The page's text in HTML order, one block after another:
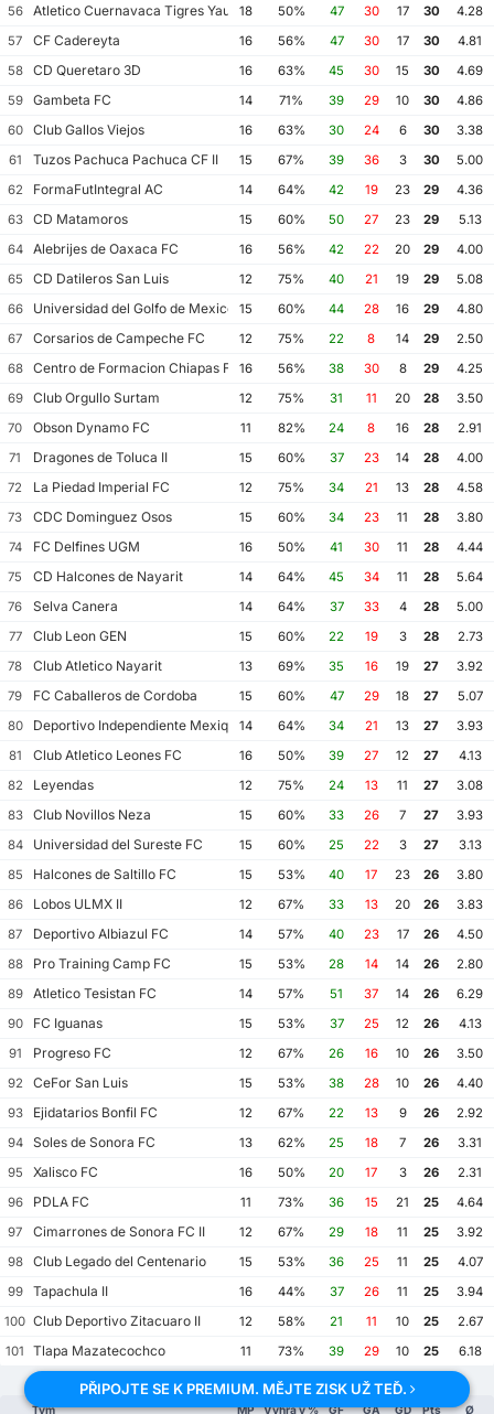
56
Atletico Cuernavaca Tigres Yautepec
18 50% 47 30 17 30
4.28
57
CF Cadereyta 16 56% 47 30 17 30
4.81
58
CD Queretaro 3D 16 63% 45 30 15 30
4.69
59
Gambeta FC 14 71% 39 29 10 30
4.86
60
Club Gallos Viejos 16 63% 30 24 6 30
3.38
61
Tuzos Pachuca Pachuca CF II 15 67% 39 36 3 30
5.00
62
FormaFutIntegral AC 14 64% 42 19 23 29
4.36
63
CD Matamoros 15 60% 50 27 23 29
5.13
64
Alebrijes de Oaxaca FC 16 56% 42 22 20 29
4.00
65
CD Datileros San Luis 12 75% 40 21 19 29
5.08
66
Universidad del Golfo de Mexico FC
15 60% 44 28 16 29
4.80
67
Corsarios de Campeche FC 12 75% 22 8 14 29
2.50
68
Centro de Formacion Chiapas Futbol
16 56% 38 30 8 29
4.25
69
Club Orgullo Surtam 12 75% 31 11 20 28
3.50
70
Obson Dynamo FC 11 82% 24 8 16 28
2.91
71
Dragones de Toluca II 15 60% 37 23 14 28
4.00
72
La Piedad Imperial FC 12 75% 34 21 13 28
4.58
73
CDC Dominguez Osos 15 60% 34 23 11 28
3.80
74
FC Delfines UGM 16 50% 41 30 11 28
4.44
75
CD Halcones de Nayarit 14 64% 45 34 11 28
5.64
76
Selva Canera 14 64% 37 33 4 28
5.00
77
Club Leon GEN 15 60% 22 19 3 28
2.73
78
Club Atletico Nayarit 13 69% 35 16 19 27
3.92
79
FC Caballeros de Cordoba 15 60% 47 29 18 27
5.07
80
Deportivo Independiente Mexiquense
14 64% 34 21 13 27
3.93
81
Club Atletico Leones FC 16 50% 39 27 12 27
4.13
82
Leyendas 12 75% 24 13 11 27
3.08
83
Club Novillos Neza 15 60% 33 26 7 27
3.93
84
Universidad del Sureste FC 15 60% 25 22 3 27
3.13
85
Halcones de Saltillo FC 15 53% 40 17 23 26
3.80
86
Lobos ULMX II 12 67% 33 13 20 26
3.83
87
Deportivo Albiazul FC 14 57% 40 23 17 26
4.50
88
Pro Training Camp FC 15 53% 28 14 14 26
2.80
89
Atletico Tesistan FC 14 57% 51 37 14 26
6.29
90
FC Iguanas 15 53% 37 25 12 26
4.13
91
Progreso FC 12 67% 26 16 10 26
3.50
92
CeFor San Luis 15 53% 38 28 10 26
4.40
93
Ejidatarios Bonfil FC 12 67% 22 13 9 26
2.92
94
Soles de Sonora FC 13 62% 25 18 7 26
3.31
95
Xalisco FC 16 50% 20 17 3 26
2.31
96
PDLA FC 11 73% 36 15 21 25
4.64
97
Cimarrones de Sonora FC II 12 67% 29 18 11 25
3.92
98
Club Legado del Centenario 15 53% 36 25 11 25
4.07
99
Tapachula II 16 44% 37 26 11 25
3.94
100 Club Deportivo Zitacuaro II 12 58% 21 11 10 25
2.67
101
Tlapa Mazatecochco 11 73% 39 29 10 25 6.18
Tým MP Výhra v % GF GA GD Pts Ø
PŘIPOJTE SE K PREMIUM. MĚJTE ZISK UŽ TEĎ.